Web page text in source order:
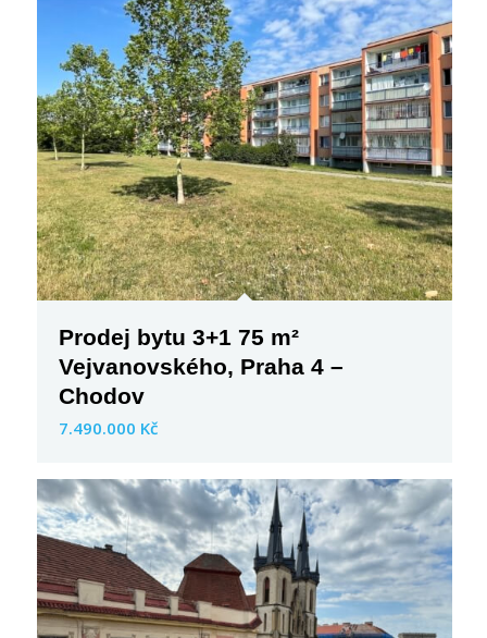
Prodej bytu 3+1 75 m²
Vejvanovského, Praha 4 –
Chodov
7.490.000 Kč